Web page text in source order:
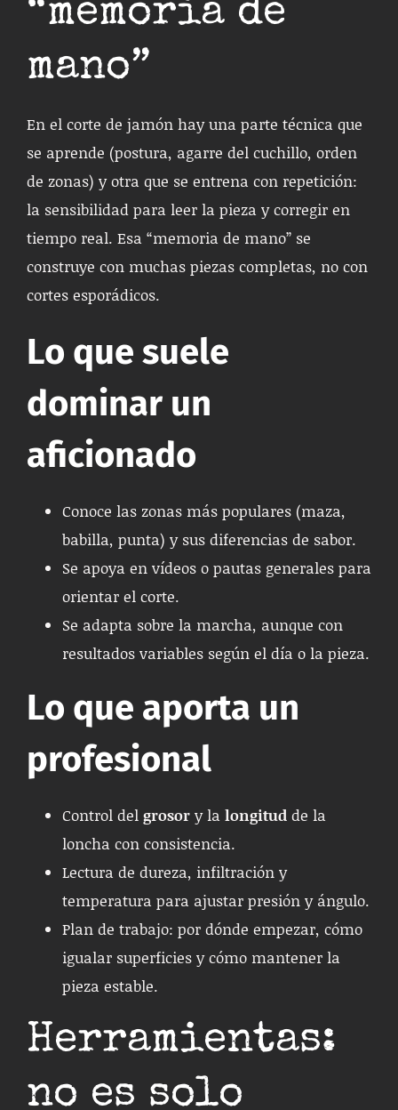
“memoria de
mano”
En el corte de jamón hay una parte técnica que
se aprende (postura, agarre del cuchillo, orden
de zonas) y otra que se entrena con repetición:
la sensibilidad para leer la pieza y corregir en
tiempo real. Esa “memoria de mano” se
construye con muchas piezas completas, no con
cortes esporádicos.
Lo que suele
dominar un
aficionado
Conoce las zonas más populares (maza,
babilla, punta) y sus diferencias de sabor.
Se apoya en vídeos o pautas generales para
orientar el corte.
Se adapta sobre la marcha, aunque con
resultados variables según el día o la pieza.
Lo que aporta un
profesional
Control del grosor y la longitud de la
loncha con consistencia.
Lectura de dureza, infiltración y
temperatura para ajustar presión y ángulo.
Plan de trabajo: por dónde empezar, cómo
igualar superficies y cómo mantener la
pieza estable.
Herramientas:
no es solo